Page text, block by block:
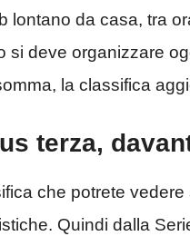
lontano da casa, tra
si deve organizzare
la classifica
terza,
che potrete
Quindi dalla